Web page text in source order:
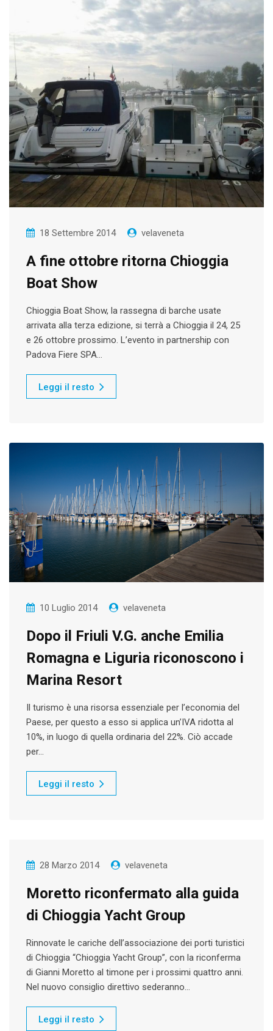
18 Settembre 2014 velaveneta
A fine ottobre ritorna Chioggia
Boat Show
Chioggia Boat Show, la rassegna di barche usate
arrivata alla terza edizione, si terrà a Chioggia il 24, 25
e 26 ottobre prossimo. L’evento in partnership con
Padova Fiere SPA…
Leggi il resto
10 Luglio 2014 velaveneta
Dopo il Friuli V.G. anche Emilia
Romagna e Liguria riconoscono i
Marina Resort
Il turismo è una risorsa essenziale per l’economia del
Paese, per questo a esso si applica un’IVA ridotta al
10%, in luogo di quella ordinaria del 22%. Ciò accade
per…
Leggi il resto
28 Marzo 2014 velaveneta
Moretto riconfermato alla guida
di Chioggia Yacht Group
Rinnovate le cariche dell’associazione dei porti turistici
di Chioggia “Chioggia Yacht Group”, con la riconferma
di Gianni Moretto al timone per i prossimi quattro anni.
Nel nuovo consiglio direttivo sederanno…
Leggi il resto